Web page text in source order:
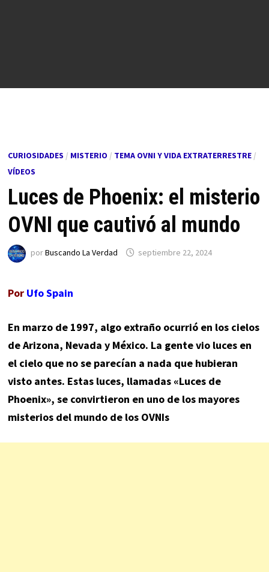
CURIOSIDADES / MISTERIO / TEMA OVNI Y VIDA EXTRATERRESTRE/
VÍDEOS
Luces de Phoenix: el misterio
OVNI que cautivó al mundo
porBuscando La Verdad septiembre 22, 2024
Por Ufo Spain
En marzo de 1997, algo extraño ocurrió en los cielos
de Arizona, Nevada y México. La gente vio luces en
el cielo que no se parecían a nada que hubieran
visto antes. Estas luces, llamadas «Luces de
Phoenix», se convirtieron en uno de los mayores
misterios del mundo de los OVNIs